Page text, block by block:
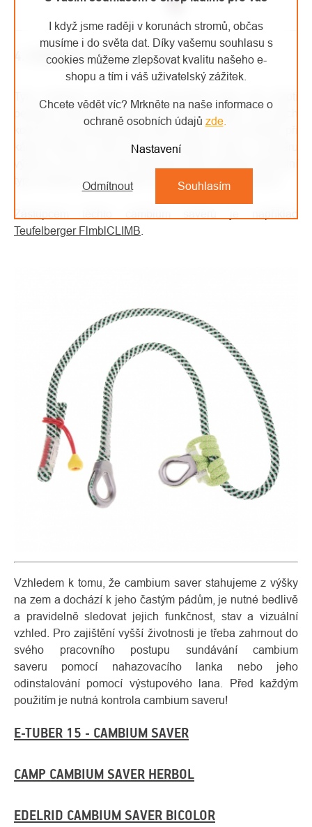
I když jsme raději v korunách stromů, občas
musíme i do světa dat. Díky vašemu souhlasu s
cookies můžeme zlepšovat kvalitu našeho e-
shopu a tím i váš uživatelský zážitek.
Chcete vědět víc? Mrkněte na naše informace o
ochraně osobních údajů zde.
Nastavení
Odmítnout Souhlasím
4. OSTATNÍ CAMBIUM SAVERY
pevným, klasickým mají nastavitelnou délku. Na jejich
koncích jsou opět kroužky nebo očnice. Jsou vhodné při
kácení stromů. Patří mezi tzv. střední cestu v poměru
typy cambium saverů, které jsou minimálně používané.
Teufelberger FlmblCLIMB
Vzhledem k tomu, že cambium saver stahujeme z výšky
na zem a dochází k jeho častým pádům, je nutné bedlivě
a pravidelně sledovat jejich funkčnost, stav a vizuální
vzhled. Pro zajištění vyšší životnosti je třeba zahrnout do
svého pracovního postupu sundávání cambium
saveru pomocí nahazovacího lanka nebo jeho
odinstalování pomocí výstupového lana. Před každým
použitím je nutná kontrola cambium saveru!
E-TUBER 15 - CAMBIUM SAVER
CAMP CAMBIUM SAVER HERBOL
EDELRID CAMBIUM SAVER BICOLOR